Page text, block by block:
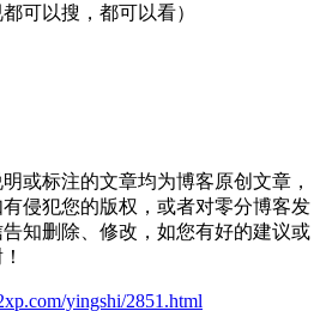
可以搜，都可以看）
或标注的文章均为博客原创文章，
侵犯您的版权，或者对零分博客发
知删除、修改，如您有好的建议或
yingshi/2851.html